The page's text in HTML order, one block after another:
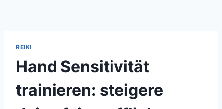
REIKI
Hand Sensitivität
trainieren: steigere